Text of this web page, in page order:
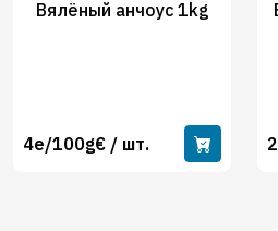
Вялёный анчоус 1kg
4e/100g€ / шт.